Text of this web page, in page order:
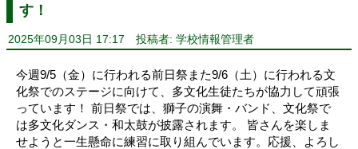
す！
2025年09月03日 17:17 投稿者: 学校情報管理者
今週9/5（金）に行われる前日祭また9/6（土）に行われる文
化祭でのステージに向けて、多文化生徒たちが協力して頑張
っています！ 前日祭では、獅子の演舞・バンド、文化祭で
は多文化ダンス・和太鼓が披露されます。 皆さんを楽しま
せようと一生懸命に練習に取り組んでいます。応援、よろし